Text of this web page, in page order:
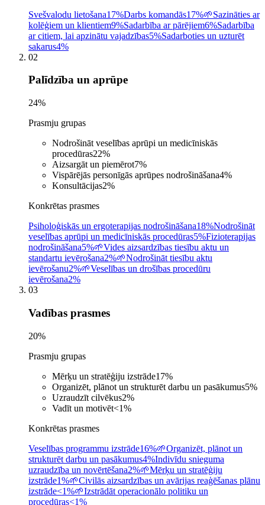
Svešvalodu lietošana17%Darbs komandās17%🌱Sazināties ar
kolēģiem un klientiem9%Sadarbība ar pārējiem6%Sadarbība
ar citiem, lai apzinātu vajadzības5%Sadarboties un uzturēt
sakarus4%
02
Palīdzība un aprūpe
24%
Prasmju grupas
Nodrošināt veselības aprūpi un medicīniskās
procedūras22%
Aizsargāt un piemērot7%
Vispārējās personīgās aprūpes nodrošināšana4%
Konsultācijas2%
Konkrētas prasmes
Psiholoģiskās un ergoterapijas nodrošināšana18%Nodrošināt
veselības aprūpi un medicīniskās procedūras5%Fizioterapijas
nodrošināšana5%🌱Vides aizsardzības tiesību aktu un
standartu ievērošana2%🌱Nodrošināt tiesību aktu
ievērošanu2%🌱Veselības un drošības procedūru
ievērošana2%
03
Vadības prasmes
20%
Prasmju grupas
Mērķu un stratēģiju izstrāde17%
Organizēt, plānot un strukturēt darbu un pasākumus5%
Uzraudzīt cilvēkus2%
Vadīt un motivēt<1%
Konkrētas prasmes
Veselības programmu izstrāde16%🌱Organizēt, plānot un
strukturēt darbu un pasākumus4%Indivīdu snieguma
uzraudzība un novērtēšana2%🌱Mērķu un stratēģiju
izstrāde1%🌱Civilās aizsardzības un avārijas reaģēšanas plānu
izstrāde<1%🌱Izstrādāt operacionālo politiku un
procedūras<1%